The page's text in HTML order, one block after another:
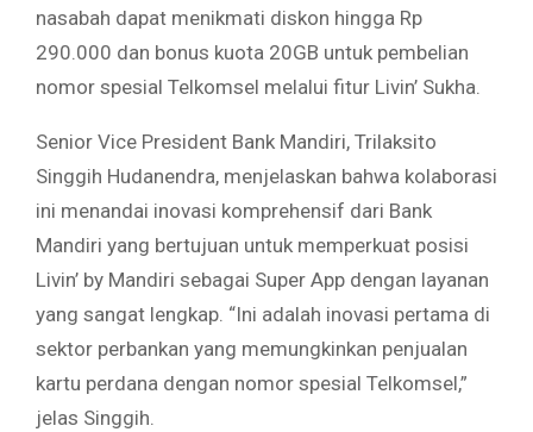
nasabah dapat menikmati diskon hingga Rp
290.000 dan bonus kuota 20GB untuk pembelian
nomor spesial Telkomsel melalui fitur Livin’ Sukha.
Senior Vice President Bank Mandiri, Trilaksito
Singgih Hudanendra, menjelaskan bahwa kolaborasi
ini menandai inovasi komprehensif dari Bank
Mandiri yang bertujuan untuk memperkuat posisi
Livin’ by Mandiri sebagai Super App dengan layanan
yang sangat lengkap. “Ini adalah inovasi pertama di
sektor perbankan yang memungkinkan penjualan
kartu perdana dengan nomor spesial Telkomsel,”
jelas Singgih.